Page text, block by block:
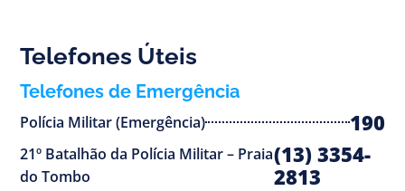
Telefones Úteis
Telefones de Emergência
Polícia Militar (Emergência) 190
21º Batalhão da Polícia Militar – Praia
do Tombo
(13) 3354-
2813